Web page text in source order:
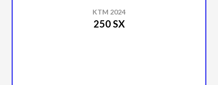
KTM 2024
250 SX